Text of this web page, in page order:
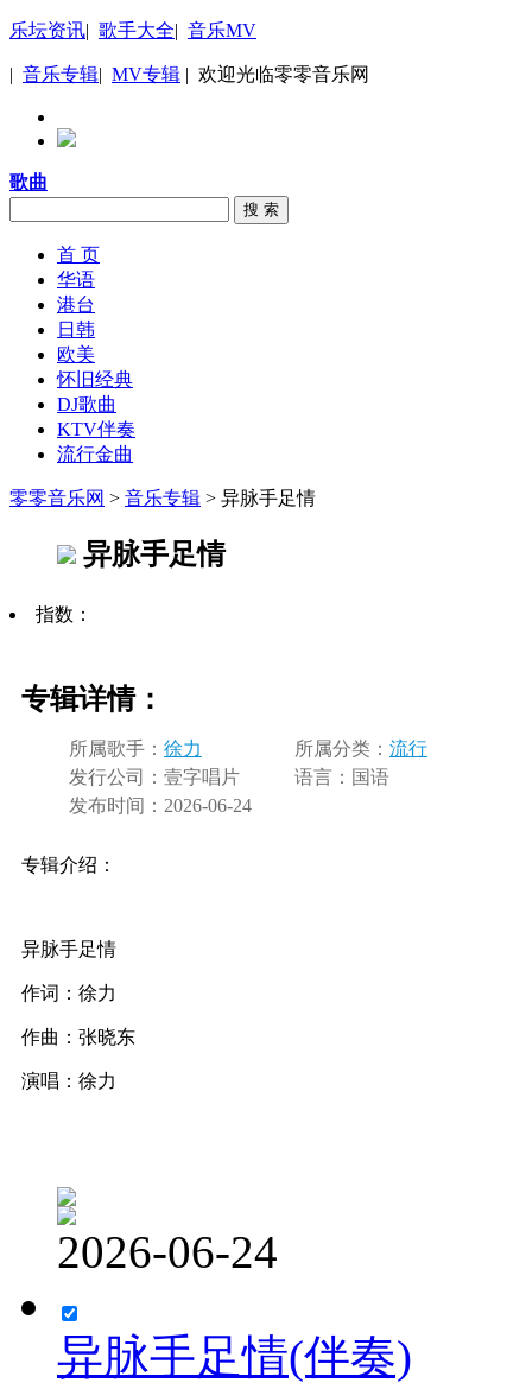
乐坛资讯| 歌手大全| 音乐MV
| 音乐专辑| MV专辑 | 欢迎光临零零音乐网
歌曲
搜 索
首 页
华语
港台
日韩
欧美
怀旧经典
DJ歌曲
KTV伴奏
流行金曲
零零音乐网 > 音乐专辑 > 异脉手足情
异脉手足情
指数：
专辑详情：
所属歌手： 徐力 所属分类： 流行
发行公司： 壹字唱片 语言： 国语
发布时间： 2026-06-24
专辑介绍：
异脉手足情
作词：徐力
作曲：张晓东
演唱：徐力
2026-06-24
异脉手足情(伴奏)